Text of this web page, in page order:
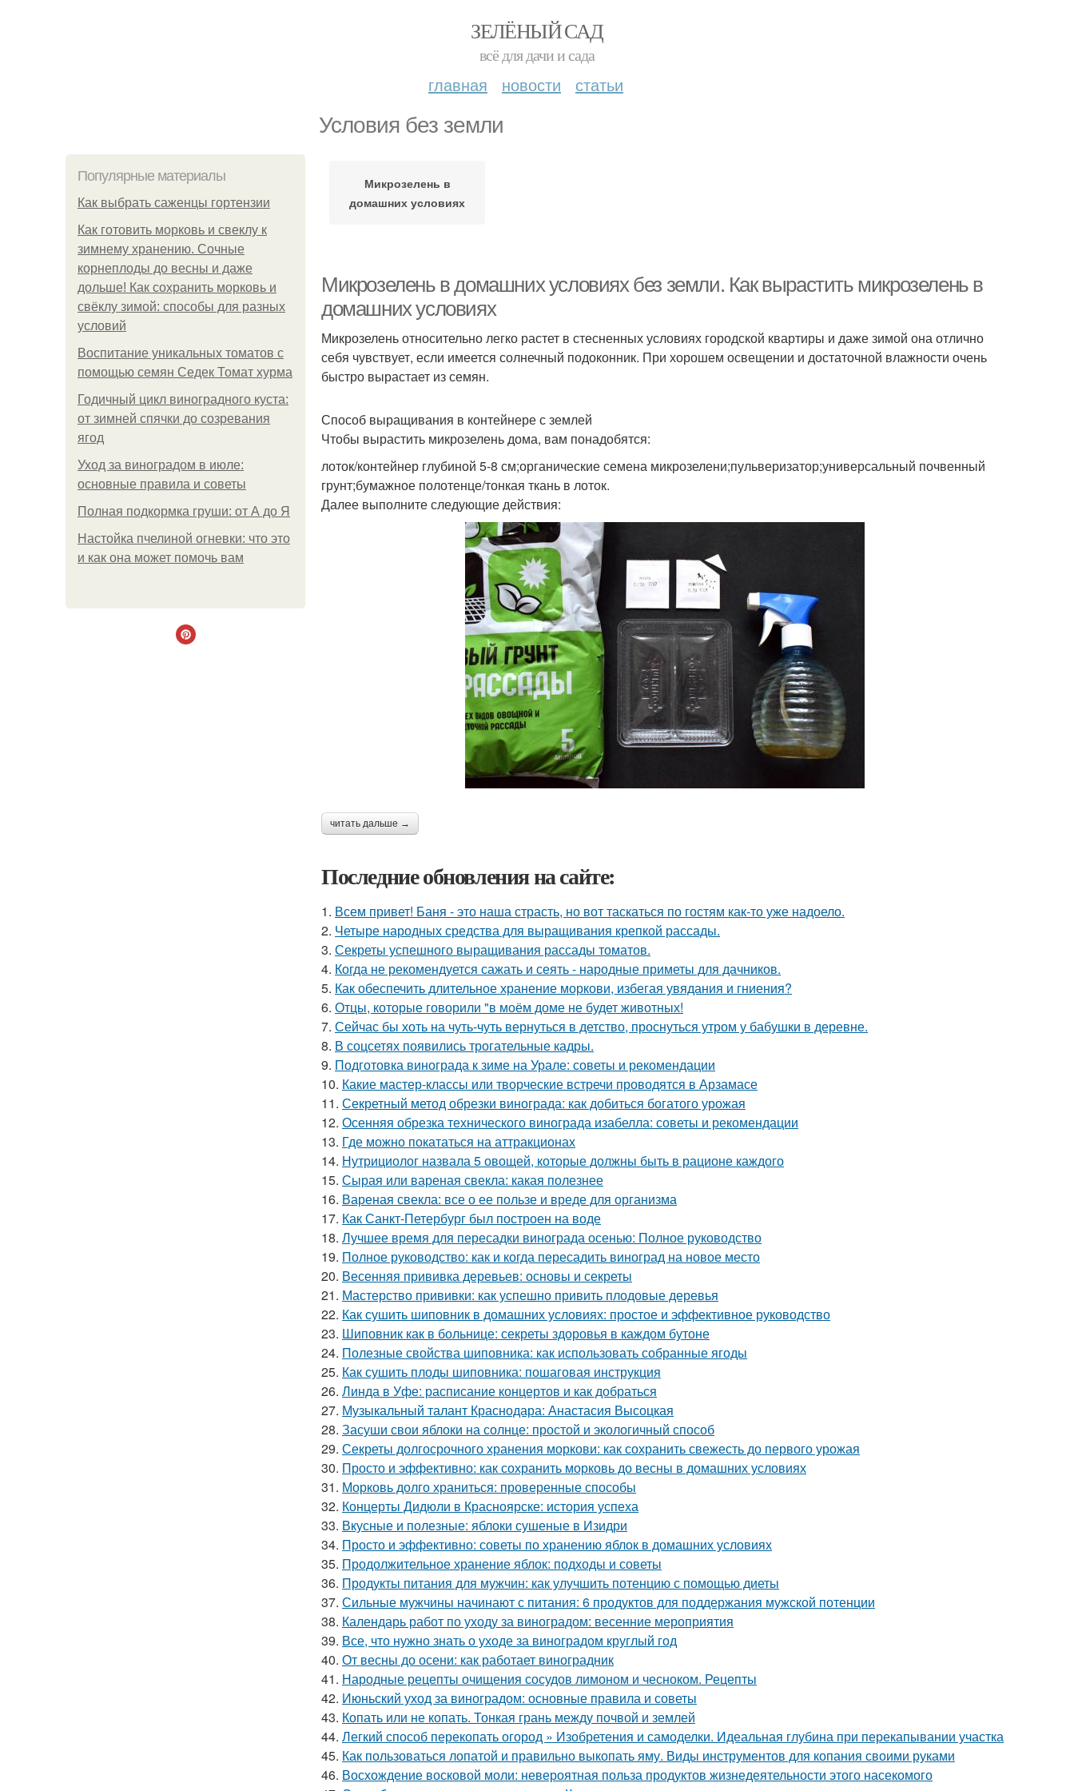
ЗЕЛЁНЫЙ САД
всё для дачи и сада
главная новости статьи
Условия без земли
Популярные материалы
Как выбрать саженцы гортензии
Как готовить морковь и свеклу к
зимнему хранению. Сочные
корнеплоды до весны и даже
дольше! Как сохранить морковь и
свёклу зимой: способы для разных
условий
Воспитание уникальных томатов с
помощью семян Седек Томат хурма
Годичный цикл виноградного куста:
от зимней спячки до созревания
ягод
Уход за виноградом в июле:
основные правила и советы
Полная подкормка груши: от А до Я
Настойка пчелиной огневки: что это
и как она может помочь вам
Микрозелень в
домашних условиях
Микрозелень в домашних условиях без земли. Как вырастить микрозелень в
домашних условиях
Микрозелень относительно легко растет в стесненных условиях городской квартиры и даже зимой она отлично
себя чувствует, если имеется солнечный подоконник. При хорошем освещении и достаточной влажности очень
быстро вырастает из семян.
Способ выращивания в контейнере с землей
Чтобы вырастить микрозелень дома, вам понадобятся:
лоток/контейнер глубиной 5-8 см;органические семена микрозелени;пульверизатор;универсальный почвенный
грунт;бумажное полотенце/тонкая ткань в лоток.
Далее выполните следующие действия:
читать дальше →
Последние обновления на сайте:
1. Всем привет! Баня - это наша страсть, но вот таскаться по гостям как-то уже надоело.
2. Четыре народных средства для выращивания крепкой рассады.
3. Секреты успешного выращивания рассады томатов.
4. Когда не рекомендуется сажать и сеять - народные приметы для дачников.
5. Как обеспечить длительное хранение моркови, избегая увядания и гниения?
6. Отцы, которые говорили "в моём доме не будет животных!
7. Сейчас бы хоть на чуть-чуть вернуться в детство, проснуться утром у бабушки в деревне.
8. В соцсетях появились трогательные кадры.
9. Подготовка винограда к зиме на Урале: советы и рекомендации
10. Какие мастер-классы или творческие встречи проводятся в Арзамасе
11. Секретный метод обрезки винограда: как добиться богатого урожая
12. Осенняя обрезка технического винограда изабелла: советы и рекомендации
13. Где можно покататься на аттракционах
14. Нутрициолог назвала 5 овощей, которые должны быть в рационе каждого
15. Сырая или вареная свекла: какая полезнее
16. Вареная свекла: все о ее пользе и вреде для организма
17. Как Санкт-Петербург был построен на воде
18. Лучшее время для пересадки винограда осенью: Полное руководство
19. Полное руководство: как и когда пересадить виноград на новое место
20. Весенняя прививка деревьев: основы и секреты
21. Мастерство прививки: как успешно привить плодовые деревья
22. Как сушить шиповник в домашних условиях: простое и эффективное руководство
23. Шиповник как в больнице: секреты здоровья в каждом бутоне
24. Полезные свойства шиповника: как использовать собранные ягоды
25. Как сушить плоды шиповника: пошаговая инструкция
26. Линда в Уфе: расписание концертов и как добраться
27. Музыкальный талант Краснодара: Анастасия Высоцкая
28. Засуши свои яблоки на солнце: простой и экологичный способ
29. Секреты долгосрочного хранения моркови: как сохранить свежесть до первого урожая
30. Просто и эффективно: как сохранить морковь до весны в домашних условиях
31. Морковь долго храниться: проверенные способы
32. Концерты Дидюли в Красноярске: история успеха
33. Вкусные и полезные: яблоки сушеные в Изидри
34. Просто и эффективно: советы по хранению яблок в домашних условиях
35. Продолжительное хранение яблок: подходы и советы
36. Продукты питания для мужчин: как улучшить потенцию с помощью диеты
37. Сильные мужчины начинают с питания: 6 продуктов для поддержания мужской потенции
38. Календарь работ по уходу за виноградом: весенние мероприятия
39. Все, что нужно знать о уходе за виноградом круглый год
40. От весны до осени: как работает виноградник
41. Народные рецепты очищения сосудов лимоном и чесноком. Рецепты
42. Июньский уход за виноградом: основные правила и советы
43. Копать или не копать. Тонкая грань между почвой и землей
44. Легкий способ перекопать огород » Изобретения и самоделки. Идеальная глубина при перекапывании участка
45. Как пользоваться лопатой и правильно выкопать яму. Виды инструментов для копания своими руками
46. Восхождение восковой моли: невероятная польза продуктов жизнедеятельности этого насекомого